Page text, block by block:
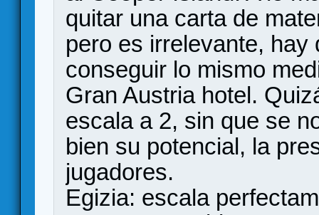
quitar una carta de
pero es irrelevante,
conseguir lo mismo
Gran Austria hotel.
escala a 2, sin que se
bien su potencial, la
jugadores.
Egizia: escala